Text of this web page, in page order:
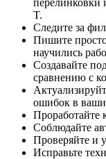
T.
Следите за
Пишите
научились
Создавайте
сравнению с
ошибок в
Проработайте
Соблюдайте
Проверяйте и
Исправьте